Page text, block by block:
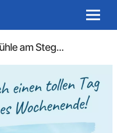
Menu
am Steg...